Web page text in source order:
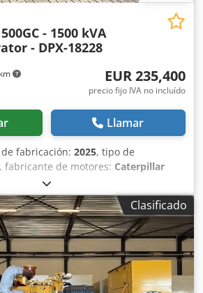
- 1500 kVA
- DPX-18228
EUR 235,400
precio fijo IVA no incluído
Llamar
de fabricación: 2025, tipo de
, fabricante de motores: Caterpillar
Peso en vacío: 11.481 kg
1.500 kVA Dimensiones del
667 x 245 x 279 cm Marcado CE:
de agua: 1000 l Póngase en
de DPX para obtener más
y accesorios = - Batería -
Techo de acero - Depósito Crjdpfx
Clasificado